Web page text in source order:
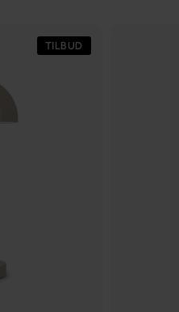
TILBUD